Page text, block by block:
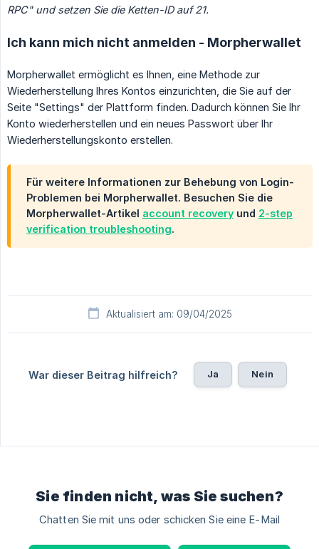
RPC" und setzen Sie die Ketten-ID auf 21.
Ich kann mich nicht anmelden - Morpherwallet
Morpherwallet ermöglicht es Ihnen, eine Methode zur
Wiederherstellung Ihres Kontos einzurichten, die Sie auf der
Seite "Settings" der Plattform finden. Dadurch können Sie Ihr
Konto wiederherstellen und ein neues Passwort über Ihr
Wiederherstellungskonto erstellen.
Für weitere Informationen zur Behebung von Login-
Problemen bei Morpherwallet. Besuchen Sie die
Morpherwallet-Artikel account recovery und 2-step
verification troubleshooting.
Aktualisiert am: 09/04/2025
War dieser Beitrag hilfreich? Ja Nein
Sie finden nicht, was Sie suchen?
Chatten Sie mit uns oder schicken Sie eine E-Mail